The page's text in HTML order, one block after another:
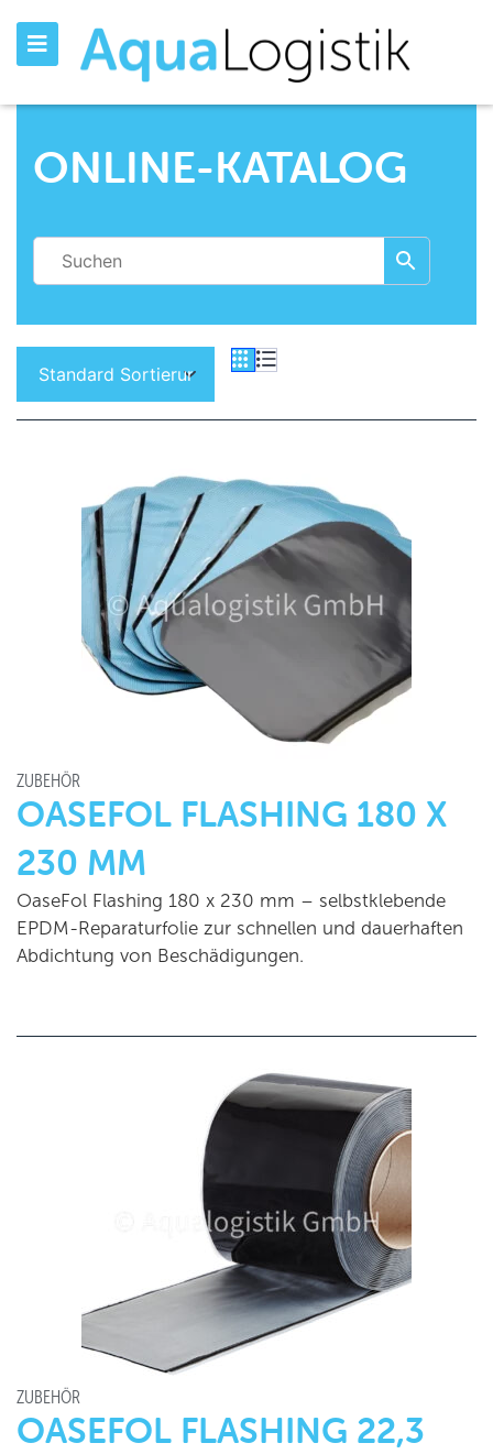
ONLINE-KATALOG
ZUBEHÖR
OASEFOL FLASHING 180 X
230 MM
OaseFol Flashing 180 x 230 mm – selbstklebende
EPDM-Reparaturfolie zur schnellen und dauerhaften
Abdichtung von Beschädigungen.
ZUBEHÖR
OASEFOL FLASHING 22,3